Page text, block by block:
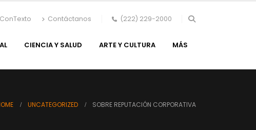
Contáctanos (222) 229-2000
CIENCIA Y SALUD ARTE Y CULTURA MÁS
UNCATEGORIZED SOBRE REPUTACIÓN CORPORATIVA